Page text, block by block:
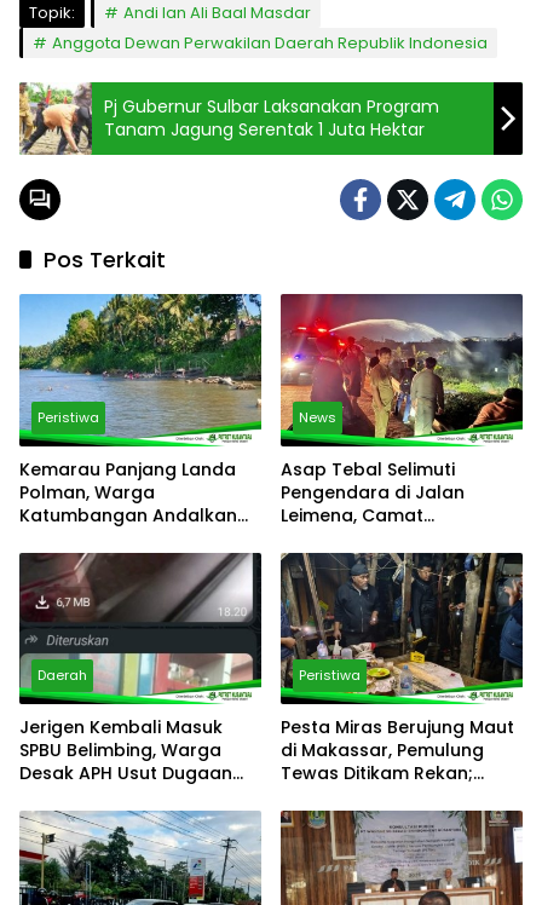
Topik:
Andi Ian Ali Baal Masdar
Anggota Dewan Perwakilan Daerah Republik Indonesia
Pj Gubernur Sulbar Laksanakan Program
Tanam Jagung Serentak 1 Juta Hektar
Pos Terkait
Peristiwa
Kemarau Panjang Landa
Polman, Warga
Katumbangan Andalkan
Konsumsi
News
Asap Tebal Selimuti
Pengendara di Jalan
Leimena, Camat
Respons Aduan Warga
Daerah
Jerigen Kembali Masuk
SPBU Belimbing, Warga
Desak APH Usut Dugaan
Peristiwa
Pesta Miras Berujung Maut
di Makassar, Pemulung
Tewas Ditikam Rekan;
Pelaku